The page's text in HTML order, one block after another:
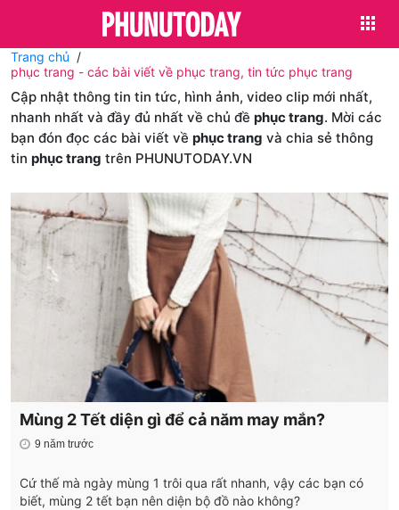
Trang chủ
phục trang - các bài viết về phục trang, tin tức phục trang
Cập nhật thông tin tin tức, hình ảnh, video clip mới nhất,
nhanh nhất và đầy đủ nhất về chủ đề phục trang. Mời các
bạn đón đọc các bài viết về phục trang và chia sẻ thông
tin phục trang trên PHUNUTODAY.VN
Mùng 2 Tết diện gì để cả năm may mắn?
9 năm trước
Cứ thế mà ngày mùng 1 trôi qua rất nhanh, vậy các bạn có
biết, mùng 2 tết bạn nên diện bộ đồ nào không?